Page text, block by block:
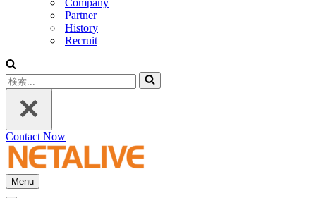
Company
Partner
History
Recruit
検
索...
Contact Now
Menu
ナ